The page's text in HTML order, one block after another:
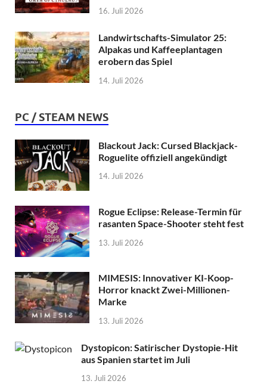
16. Juli 2026
Landwirtschafts-Simulator 25:
Alpakas und Kaffeeplantagen
erobern das Spiel
14. Juli 2026
PC / STEAM NEWS
Blackout Jack: Cursed Blackjack-
Roguelite offiziell angekündigt
14. Juli 2026
Rogue Eclipse: Release-Termin für
rasanten Space-Shooter steht fest
13. Juli 2026
MIMESIS: Innovativer KI-Koop-
Horror knackt Zwei-Millionen-
Marke
13. Juli 2026
Dystopicon: Satirischer Dystopie-Hit
aus Spanien startet im Juli
13. Juli 2026